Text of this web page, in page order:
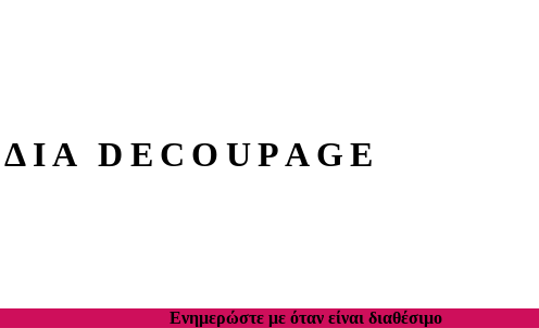
DECOUPAGE
Ενημερώστε με όταν είναι διαθέσιμο